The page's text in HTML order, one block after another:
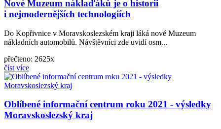
Nové Muzeum náklaďáků je o historii
i nejmodernějších technologiích
Do Kopřivnice v Moravskoslezském kraji láká nové Muzeum
nákladních automobilů. Návštěvníci zde uvidí osm...
přečteno: 2625x
číst více
Oblíbené informační centrum roku 2021 - výsledky
Moravskoslezský kraj